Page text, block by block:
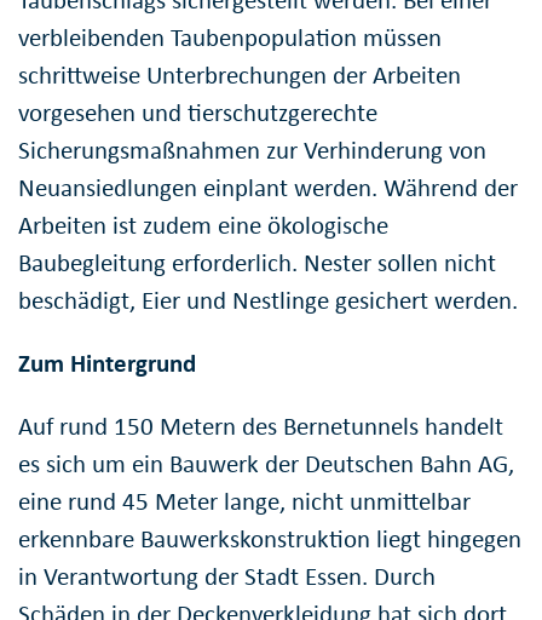
verbleibenden Taubenpopulation müssen
schrittweise Unterbrechungen der Arbeiten
vorgesehen und tierschutzgerechte
Sicherungsmaßnahmen zur Verhinderung von
Neuansiedlungen einplant werden. Während der
Arbeiten ist zudem eine ökologische
Baubegleitung erforderlich. Nester sollen nicht
beschädigt, Eier und Nestlinge gesichert werden.
Zum Hintergrund
Auf rund 150 Metern des Bernetunnels handelt
es sich um ein Bauwerk der Deutschen Bahn AG,
eine rund 45 Meter lange, nicht unmittelbar
erkennbare Bauwerkskonstruktion liegt hingegen
in Verantwortung der Stadt Essen. Durch
Schäden in der Deckenverkleidung hat sich dort